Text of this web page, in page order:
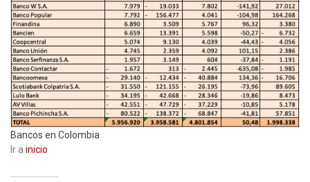
Bancos en Colombia
Ir a inicio